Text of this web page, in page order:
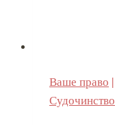
Ваше право |
Судочинство